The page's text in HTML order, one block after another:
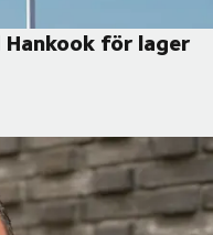
Hankook för lager
för lager och distribution